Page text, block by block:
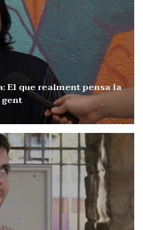
El que realment pensa la
gent